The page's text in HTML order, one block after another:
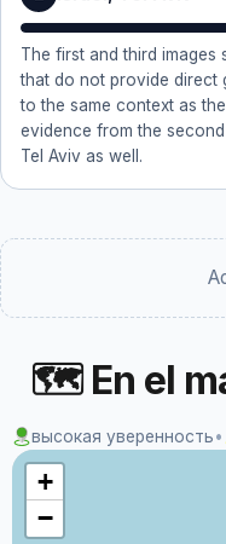
The first and third
that do not provide direct
to the same context as
evidence from the
Tel Aviv as well.
🗺 En el
высокая уверенность•
+
−